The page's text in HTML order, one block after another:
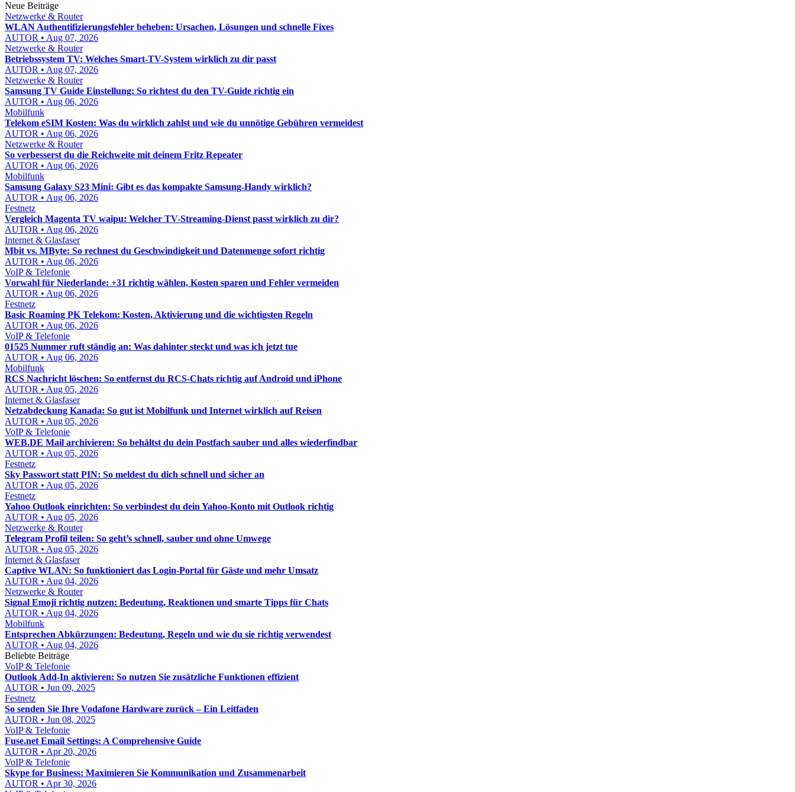
Neue Beiträge
Netzwerke & Router
WLAN Authentifizierungsfehler beheben: Ursachen, Lösungen und schnelle Fixes
AUTOR • Aug 07, 2026
Netzwerke & Router
Betriebssystem TV: Welches Smart-TV-System wirklich zu dir passt
AUTOR • Aug 07, 2026
Netzwerke & Router
Samsung TV Guide Einstellung: So richtest du den TV-Guide richtig ein
AUTOR • Aug 06, 2026
Mobilfunk
Telekom eSIM Kosten: Was du wirklich zahlst und wie du unnötige Gebühren vermeidest
AUTOR • Aug 06, 2026
Netzwerke & Router
So verbesserst du die Reichweite mit deinem Fritz Repeater
AUTOR • Aug 06, 2026
Mobilfunk
Samsung Galaxy S23 Mini: Gibt es das kompakte Samsung-Handy wirklich?
AUTOR • Aug 06, 2026
Festnetz
Vergleich Magenta TV waipu: Welcher TV-Streaming-Dienst passt wirklich zu dir?
AUTOR • Aug 06, 2026
Internet & Glasfaser
Mbit vs. MByte: So rechnest du Geschwindigkeit und Datenmenge sofort richtig
AUTOR • Aug 06, 2026
VoIP & Telefonie
Vorwahl für Niederlande: +31 richtig wählen, Kosten sparen und Fehler vermeiden
AUTOR • Aug 06, 2026
Festnetz
Basic Roaming PK Telekom: Kosten, Aktivierung und die wichtigsten Regeln
AUTOR • Aug 06, 2026
VoIP & Telefonie
01525 Nummer ruft ständig an: Was dahinter steckt und was ich jetzt tue
AUTOR • Aug 06, 2026
Mobilfunk
RCS Nachricht löschen: So entfernst du RCS-Chats richtig auf Android und iPhone
AUTOR • Aug 05, 2026
Internet & Glasfaser
Netzabdeckung Kanada: So gut ist Mobilfunk und Internet wirklich auf Reisen
AUTOR • Aug 05, 2026
VoIP & Telefonie
WEB.DE Mail archivieren: So behältst du dein Postfach sauber und alles wiederfindbar
AUTOR • Aug 05, 2026
Festnetz
Sky Passwort statt PIN: So meldest du dich schnell und sicher an
AUTOR • Aug 05, 2026
Festnetz
Yahoo Outlook einrichten: So verbindest du dein Yahoo-Konto mit Outlook richtig
AUTOR • Aug 05, 2026
Netzwerke & Router
Telegram Profil teilen: So geht’s schnell, sauber und ohne Umwege
AUTOR • Aug 05, 2026
Internet & Glasfaser
Captive WLAN: So funktioniert das Login-Portal für Gäste und mehr Umsatz
AUTOR • Aug 04, 2026
Netzwerke & Router
Signal Emoji richtig nutzen: Bedeutung, Reaktionen und smarte Tipps für Chats
AUTOR • Aug 04, 2026
Mobilfunk
Entsprechen Abkürzungen: Bedeutung, Regeln und wie du sie richtig verwendest
AUTOR • Aug 04, 2026
Beliebte Beiträge
VoIP & Telefonie
Outlook Add-In aktivieren: So nutzen Sie zusätzliche Funktionen effizient
AUTOR • Jun 09, 2025
Festnetz
So senden Sie Ihre Vodafone Hardware zurück – Ein Leitfaden
AUTOR • Jun 08, 2025
VoIP & Telefonie
Fuse.net Email Settings: A Comprehensive Guide
AUTOR • Apr 20, 2026
VoIP & Telefonie
Skype for Business: Maximieren Sie Kommunikation und Zusammenarbeit
AUTOR • Apr 30, 2026